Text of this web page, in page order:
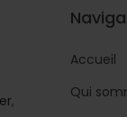
,
Accueil
Qui